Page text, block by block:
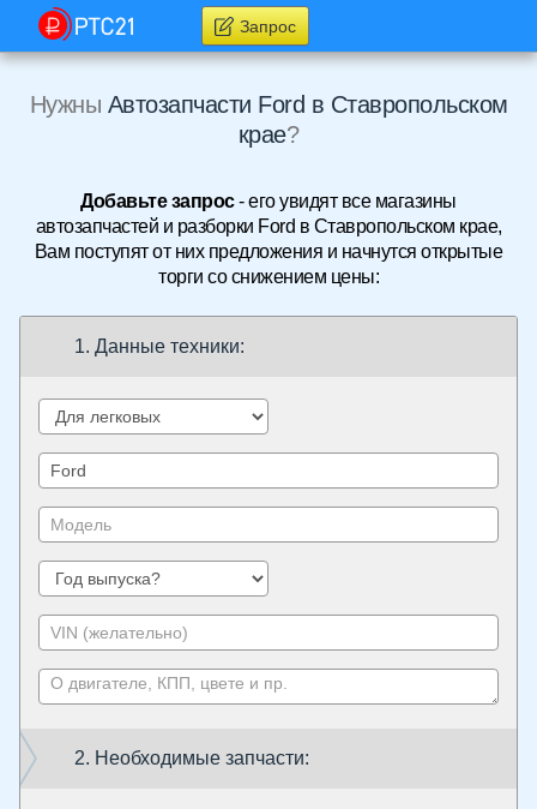
Запрос
Нужны Автозапчасти Ford в Ставропольском
крае?
Добавьте запрос- его увидят все магазины
автозапчастей и разборки Ford в Ставропольском крае,
Вам поступят от них предложения и начнутся открытые
торги со снижением цены:
1. Данные техники:
2. Необходимые запчасти: